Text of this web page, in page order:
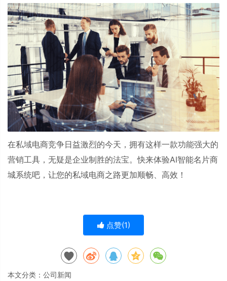
在私域电商竞争日益激烈的今天，拥有这样一款功能强大的
营销工具，无疑是企业制胜的法宝。快来体验AI智能名片商
城系统吧，让您的私域电商之路更加顺畅、高效！
点赞(1)
本文分类： 公司新闻